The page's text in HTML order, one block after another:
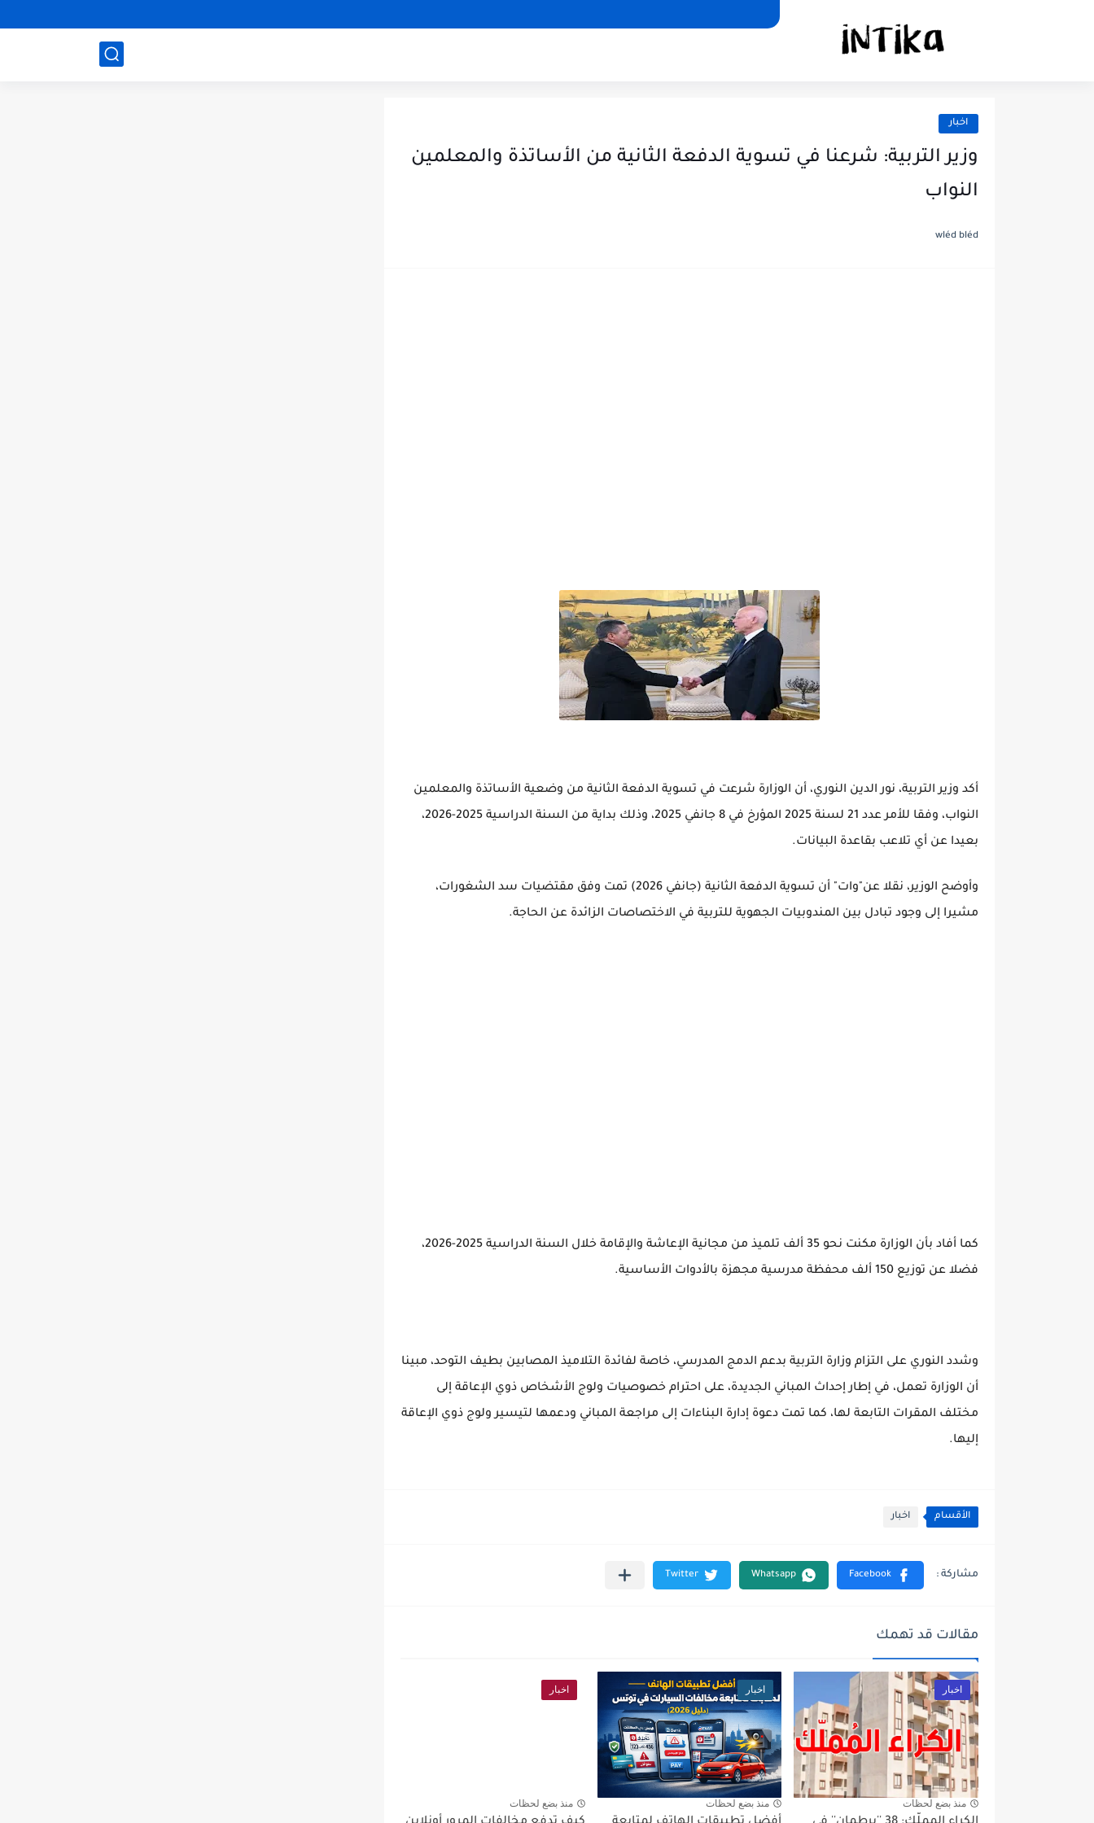
اخبار
وزير التربية: شرعنا في تسوية الدفعة الثانية من الأساتذة والمعلمين
النواب
wléd bléd
أكد وزير التربية، نور الدين النوري، أن الوزارة شرعت في تسوية الدفعة الثانية من وضعية الأساتذة والمعلمين
النواب، وفقا للأمر عدد 21 لسنة 2025 المؤرخ في 8 جانفي 2025، وذلك بداية من السنة الدراسية 2025-2026،
بعيدا عن أي تلاعب بقاعدة البيانات.
وأوضح الوزير، نقلا عن"وات" أن تسوية الدفعة الثانية (جانفي 2026) تمت وفق مقتضيات سد الشغورات،
مشيرا إلى وجود تبادل بين المندوبيات الجهوية للتربية في الاختصاصات الزائدة عن الحاجة.
كما أفاد بأن الوزارة مكنت نحو 35 ألف تلميذ من مجانية الإعاشة والإقامة خلال السنة الدراسية 2025-2026،
فضلا عن توزيع 150 ألف محفظة مدرسية مجهزة بالأدوات الأساسية.
وشدد النوري على التزام وزارة التربية بدعم الدمج المدرسي، خاصة لفائدة التلاميذ المصابين بطيف التوحد، مبينا
أن الوزارة تعمل، في إطار إحداث المباني الجديدة، على احترام خصوصيات ولوج الأشخاص ذوي الإعاقة إلى
مختلف المقرات التابعة لها، كما تمت دعوة إدارة البناءات إلى مراجعة المباني ودعمها لتيسير ولوج ذوي الإعاقة
إليها.
الأقسام اخبار
مقالات قد تهمك
اخبار
منذ بضع لحظات
اخبار
منذ بضع لحظات
اخبار
منذ بضع لحظات